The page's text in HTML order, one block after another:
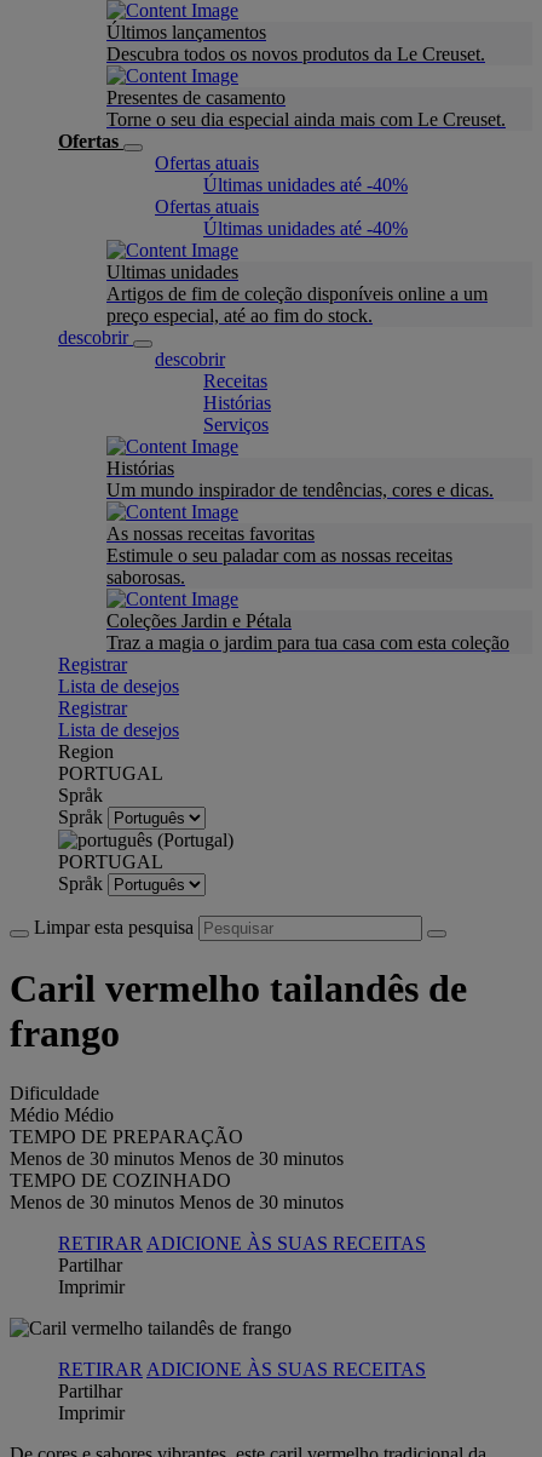
Últimos lançamentos
Descubra todos os novos produtos da Le Creuset.
Presentes de casamento
Torne o seu dia especial ainda mais com Le Creuset.
Ofertas
Ofertas atuais
Últimas unidades até -40%
Ofertas atuais
Últimas unidades até -40%
Ultimas unidades
Artigos de fim de coleção disponíveis online a um
preço especial, até ao fim do stock.
descobrir
descobrir
Receitas
Histórias
Serviços
Histórias
Um mundo inspirador de tendências, cores e dicas.
As nossas receitas favoritas
Estimule o seu paladar com as nossas receitas
saborosas.
Coleções Jardin e Pétala
Traz a magia o jardim para tua casa com esta coleção
Registrar
Lista de desejos
Registrar
Lista de desejos
Region
PORTUGAL
Språk
Språk
PORTUGAL
Språk
Limpar esta pesquisa
Caril vermelho tailandês de
frango
Dificuldade
Médio Médio
TEMPO DE PREPARAÇÃO
Menos de 30 minutos Menos de 30 minutos
TEMPO DE COZINHADO
Menos de 30 minutos Menos de 30 minutos
RETIRAR ADICIONE ÀS SUAS RECEITAS
Partilhar
Imprimir
RETIRAR ADICIONE ÀS SUAS RECEITAS
Partilhar
Imprimir